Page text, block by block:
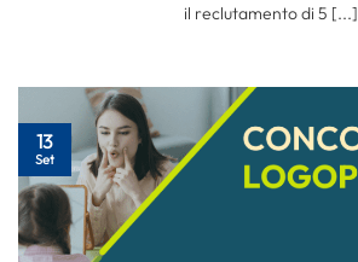
il reclutamento di 5 [...]
13
Set